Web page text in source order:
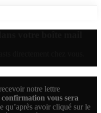
notre lettre
vous sera
avoir cliqué sur le